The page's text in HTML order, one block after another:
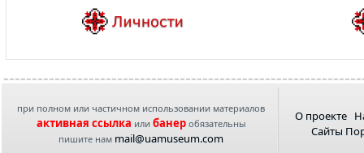
при полном или частичном использовании материалов
активная ссылка или банеробязательны
пишите нам mail@uamuseum.com
О проекте
Сайты